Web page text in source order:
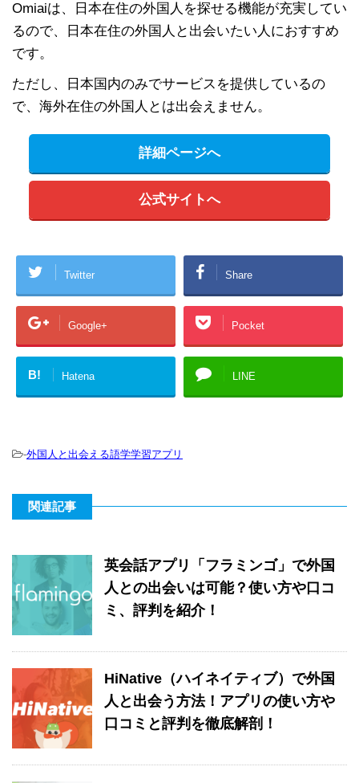
Omiaiは、日本在住の外国人を探せる機能が充実してい
るので、日本在住の外国人と出会いたい人におすすめ
です。
ただし、日本国内のみでサービスを提供しているの
で、海外在住の外国人とは出会えません。
詳細ページへ
公式サイトへ
Twitter Share
Google+ Pocket
B! Hatena LINE
-外国人と出会える語学学習アプリ
関連記事
英会話アプリ「フラミンゴ」で外国
人との出会いは可能？使い方や口コ
ミ、評判を紹介！
HiNative（ハイネイティブ）で外国
人と出会う方法！アプリの使い方や
口コミと評判を徹底解剖！